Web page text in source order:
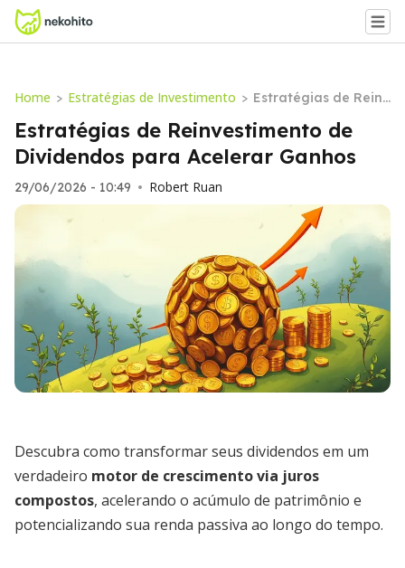
Home > Estratégias de Investimento > Estratégias de Reinv
estimento de Divide
ndos para Acelerar
Ganhos
Estratégias de Reinvestimento de
Dividendos para Acelerar Ganhos
29/06/2026 - 10:49 • Robert Ruan
Descubra como transformar seus dividendos em um
verdadeiro motor de crescimento via juros
compostos, acelerando o acúmulo de patrimônio e
potencializando sua renda passiva ao longo do tempo.